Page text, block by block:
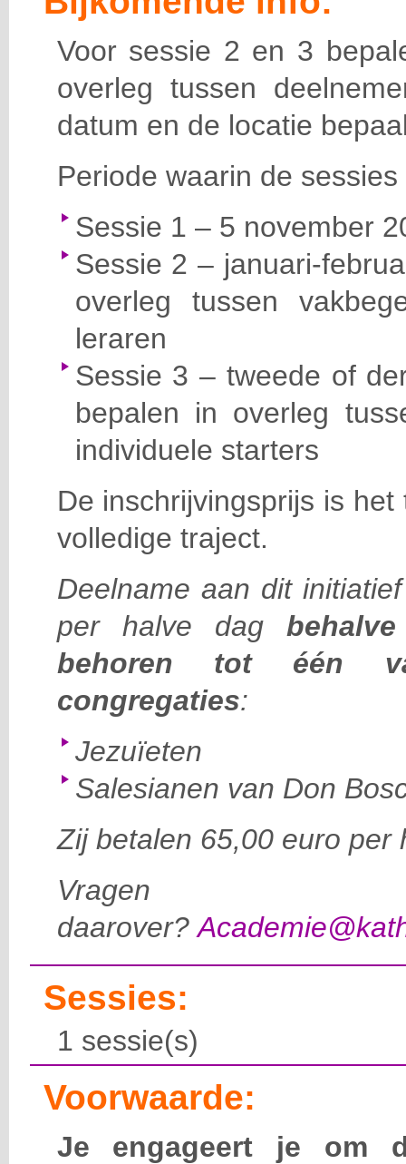
Voor sessie 2 en 3
overleg tussen
datum en de locatie
Periode waarin de
Sessie 1 – 5 november
Sessie 2 – januari-
overleg tussen
leraren
Sessie 3 – tweede of
bepalen in overleg
individuele starters
De inschrijvingsprijs is
volledige traject.
Deelname aan dit
per halve dagbehalve
behoren tot één
congregaties:
Jezuïeten
Salesianen van Don
Zij betalen 65,00 euro per
Vragen
daarover?
Sessies:
1 sessie(s)
Voorwaarde:
Je engageert je om